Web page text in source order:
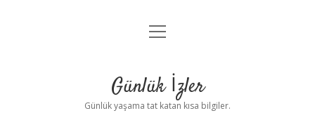
Anasayfa
Yasal Uyarı
menüyü
Günlük İzler
Günlük yaşama tat katan kısa bilgiler.